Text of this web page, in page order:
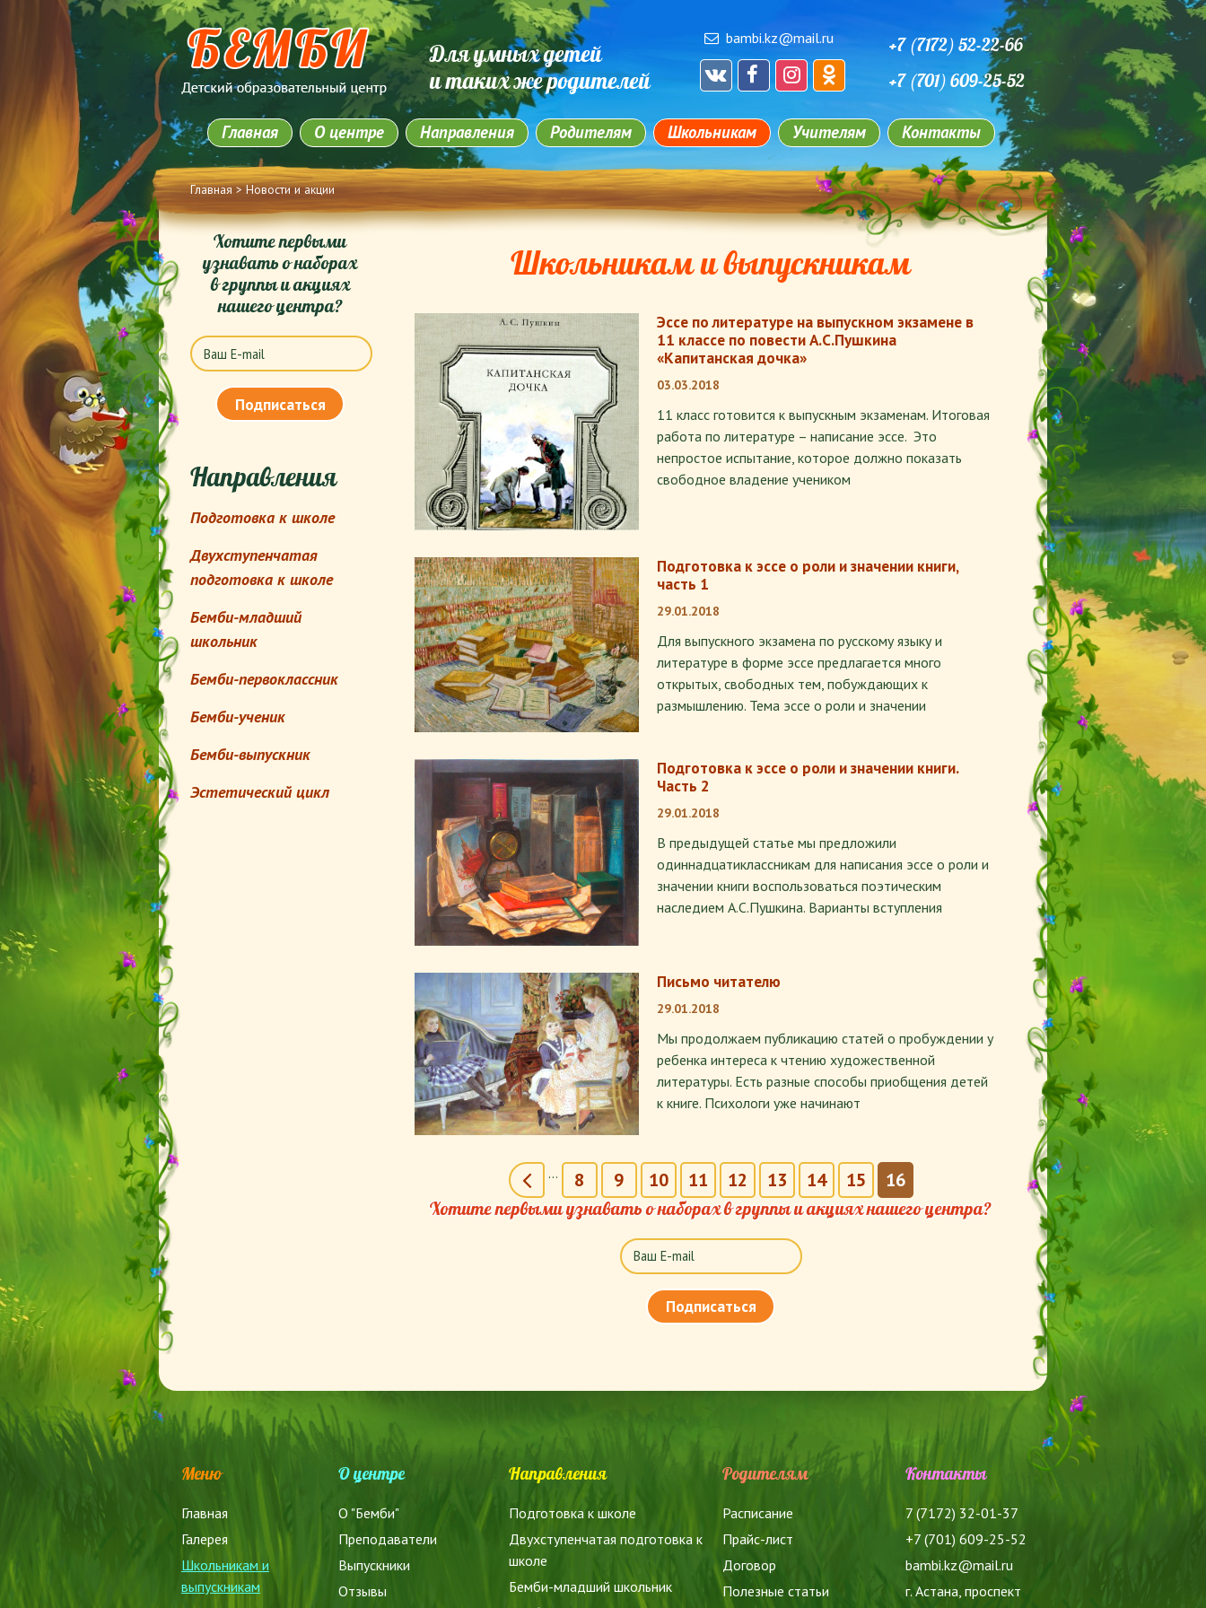
Для умных детей
и таких же родителей
bambi.kz@mail.ru
+7 (7172) 52-22-66
+7 (701) 609-25-52
Главная О центре Направления Родителям Школьникам Учителям Контакты
Вы здесь
Главная> Новости и акции
Школьникам и выпускникам
Эссе по литературе на выпускном экзамене в
11 классе по повести А.С.Пушкина
«Капитанская дочка»
03.03.2018
11 класс готовится к выпускным экзаменам. Итоговая
работа по литературе – написание эссе. Это
непростое испытание, которое должно показать
свободное владение учеником
Подготовка к эссе о роли и значении книги,
часть 1
29.01.2018
Для выпускного экзамена по русскому языку и
литературе в форме эссе предлагается много
открытых, свободных тем, побуждающих к
размышлению. Тема эссе о роли и значении
Подготовка к эссе о роли и значении книги.
Часть 2
29.01.2018
В предыдущей статье мы предложили
одиннадцатиклассникам для написания эссе о роли и
значении книги воспользоваться поэтическим
наследием А.С.Пушкина. Варианты вступления
Письмо читателю
29.01.2018
Мы продолжаем публикацию статей о пробуждении у
ребенка интереса к чтению художественной
литературы. Есть разные способы приобщения детей
к книге. Психологи уже начинают
… 8 9 10 11 12 13 14 15 16
Хотите первыми узнавать о наборах в группы и акциях нашего центра?
Хотите первыми
узнавать о наборах
в группы и акциях
нашего центра?
Направления
Подготовка к школе
Двухступенчатая
подготовка к школе
Бемби-младший
школьник
Бемби-первоклассник
Бемби-ученик
Бемби-выпускник
Эстетический цикл
Меню
Главная
Галерея
Школьникам и
выпускникам
О центре
О "Бемби"
Преподаватели
Выпускники
Отзывы
Направления
Подготовка к школе
Двухступенчатая подготовка к
школе
Бемби-младший школьник
Родителям
Расписание
Прайс-лист
Договор
Полезные статьи
Контакты
7 (7172) 32-01-37
+7 (701) 609-25-52
bambi.kz@mail.ru
г. Астана, проспект